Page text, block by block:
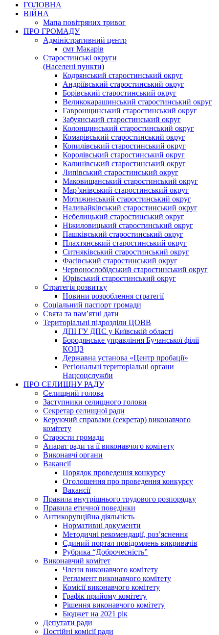
ГОЛОВНА
ВІЙНА
Мапа повітряних тривог
ПРО ГРОМАДУ
Aдміністративний центр
смт Макарів
Старостинські округи
(Населені пункти)
Кодрянський старостинський округ
Андріївський старостинський округ
Борівський старостинський округ
Великокарашинський старостинський округ
Гавронщинський старостинський округ
Забуянський старостинський округ
Колонщинський старостинський округ
Комарівський старостинський округ
Копилівський старостинський округ
Королівський старостинський округ
Калинівський старостинський округ
Липівський старостинський округ
Маковищанський старостинський округ
Мар’янівський старостинський округ
Мотижинський старостинський округ
Наливайківський старостинський округ
Небелицький старостинський округ
Ніжиловицький старостинський округ
Пашківський старостинський округ
Плахтянський старостинський округ
Ситняківський старостинський округ
Фасівський старостинський округ
Червонослобідський старостинський округ
Юрівський старостинський округ
Стратегія розвитку
Новини розроблення стратегії
Соціальний паспорт громади
Свята та пам’ятні дати
Територіальні підрозділи ЦОВВ
ДПІ ГУ ДПС у Київській області
Бородянське управління Бучанської філії
КОЦЗ
Державна установа «Центр пробації»
Регіональні територіальні органи
Нацсоцслужби
ПРО СЕЛИЩНУ РАДУ
Селищний голова
Заступники селищного голови
Секретар селищної ради
Керуючий справами (секретар) виконавчого
комітету
Старости громади
Апарат ради та її виконавчого комітету
Виконавчі органи
Вакансії
Порядок проведення конкурсу
Оголошення про проведення конкурсу
Вакансії
Правила внутрішнього трудового розпорядку
Правила етичної поведінки
Антикорупційна діяльність
Нормативні документи
Методичні рекомендації, роз’яснення
Єдиний портал повідомлень викривачів
Рубрика “Доброчесність”
Виконавчий комітет
Члени виконавчого комітету
Регламент виконавчого комітету
Комісії виконавчого комітету
Графік прийому комітету
Рішення виконавчого комітету
Бюджет на 2021 рік
Депутати ради
Постійні комісії ради